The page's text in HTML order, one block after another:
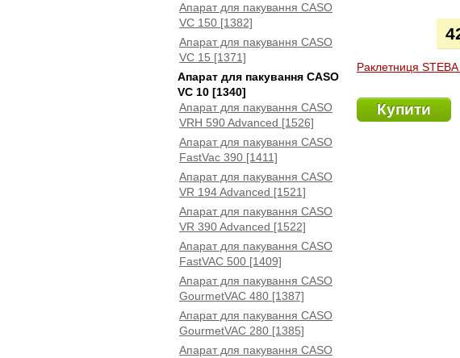
Апарат для пакування CASO
VC 150 [1382]
Апарат для пакування CASO
VC 15 [1371]
Апарат для пакування CASO
VC 10 [1340]
Апарат для пакування CASO
VRH 590 Advanced [1526]
Апарат для пакування CASO
FastVac 390 [1411]
Апарат для пакування CASO
VR 194 Advanced [1521]
Апарат для пакування CASO
VR 390 Advanced [1522]
Апарат для пакування CASO
FastVAC 500 [1409]
Апарат для пакування CASO
GourmetVAC 480 [1387]
Апарат для пакування CASO
GourmetVAC 280 [1385]
Апарат для пакування CASO
Раклетниця
Купити